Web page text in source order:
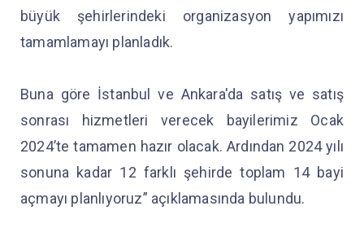
büyük şehirlerindeki organizasyon yapımızı
tamamlamayı planladık.
Buna göre İstanbul ve Ankara'da satış ve satış
sonrası hizmetleri verecek bayilerimiz Ocak
2024’te tamamen hazır olacak. Ardından 2024 yılı
sonuna kadar 12 farklı şehirde toplam 14 bayi
açmayı planlıyoruz” açıklamasında bulundu.